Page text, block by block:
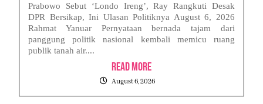
Prabowo Sebut ‘Londo Ireng’, Ray Rangkuti Desak
DPR Bersikap, Ini Ulasan Politiknya August 6, 2026
Rahmat Yanuar Pernyataan bernada tajam dari
panggung politik nasional kembali memicu ruang
publik tanah air....
Read More
August 6, 2026